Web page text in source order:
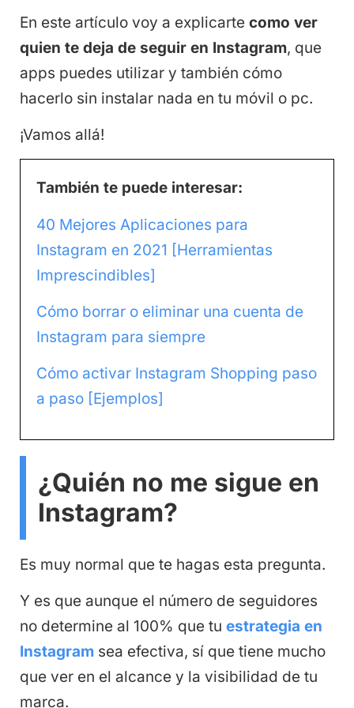
En este artículo voy a explicarte como ver
quien te deja de seguir en Instagram, que
apps puedes utilizar y también cómo
hacerlo sin instalar nada en tu móvil o pc.
¡Vamos allá!
También te puede interesar:
40 Mejores Aplicaciones para
Instagram en 2021 [Herramientas
Imprescindibles]
Cómo borrar o eliminar una cuenta de
Instagram para siempre
Cómo activar Instagram Shopping paso
a paso [Ejemplos]
¿Quién no me sigue en
Instagram?
Es muy normal que te hagas esta pregunta.
Y es que aunque el número de seguidores
no determine al 100% que tu estrategia en
Instagram sea efectiva, sí que tiene mucho
que ver en el alcance y la visibilidad de tu
marca.